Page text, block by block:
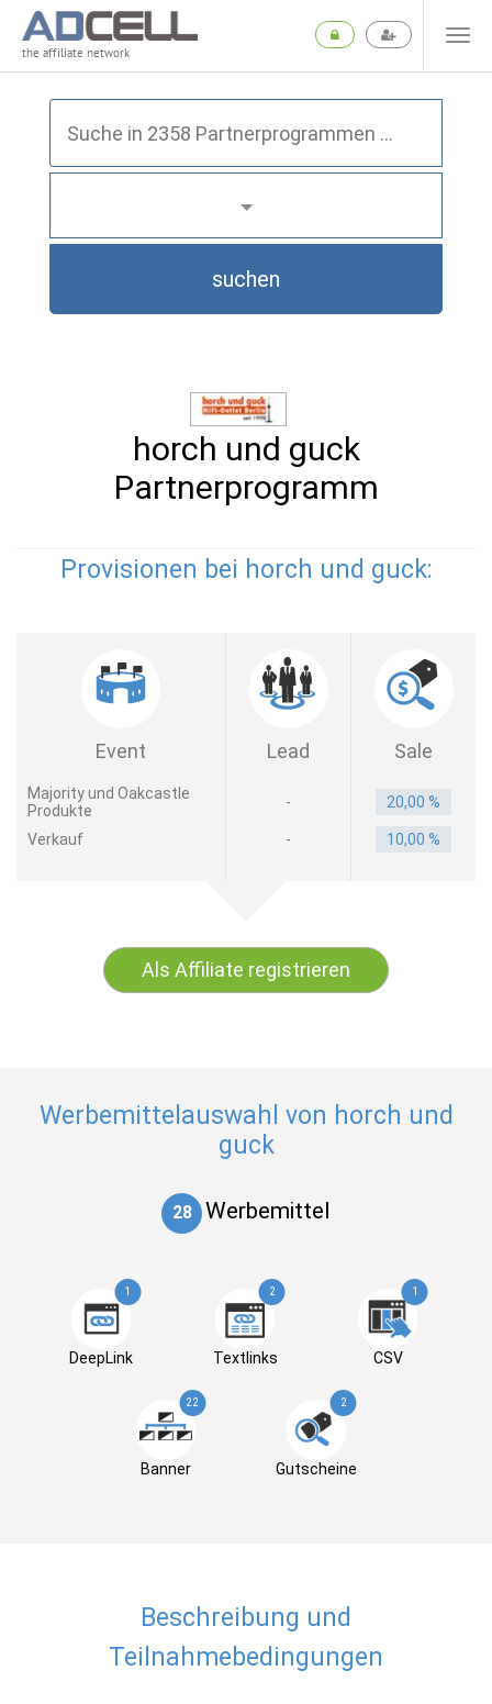
the affiliate network
suchen
horch und guck
Partnerprogramm
Provisionen bei horch und guck:
Event Lead Sale
Majority und Oakcastle
Produkte
- 20,00 %
Verkauf - 10,00 %
Als Affiliate registrieren
Werbemittelauswahl von horch und
guck
28 Werbemittel
1
DeepLink
2
Textlinks
1
CSV
22
Banner
2
Gutscheine
Beschreibung und
Teilnahmebedingungen